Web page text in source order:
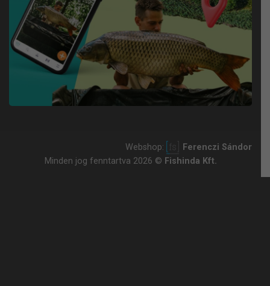
Webshop:
Ferenczi Sándor
Minden jog fenntartva 2026 © Fishinda Kft.